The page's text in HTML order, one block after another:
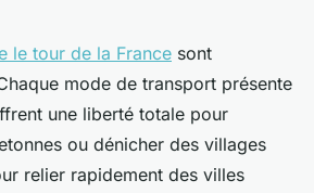
le tour de la France sont
mode de transport présente
une liberté totale pour
ou dénicher des villages
relier rapidement des villes